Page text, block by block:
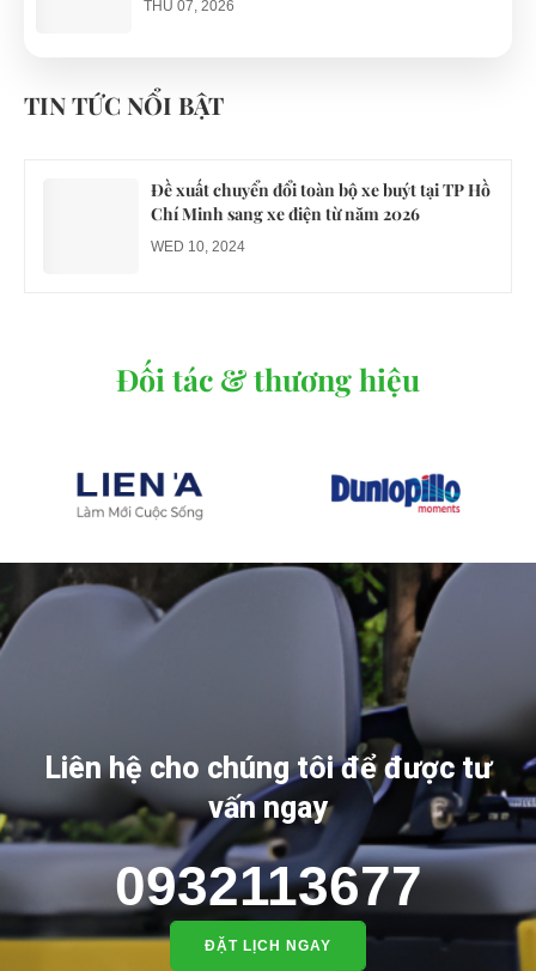
THU 07, 2026
gổ khi đón du khách ở Quy Nhơn
TIN TỨC NỔI BẬT
Đề xuất chuyển đổi toàn bộ xe buýt tại TP Hồ
Chí Minh sang xe điện từ năm 2026
WED 10, 2024
Đối tác & thương hiệu
Liên hệ cho chúng tôi để được tư
vấn ngay
0932113677
ĐẶT LỊCH NGAY